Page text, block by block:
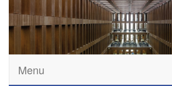
Menu